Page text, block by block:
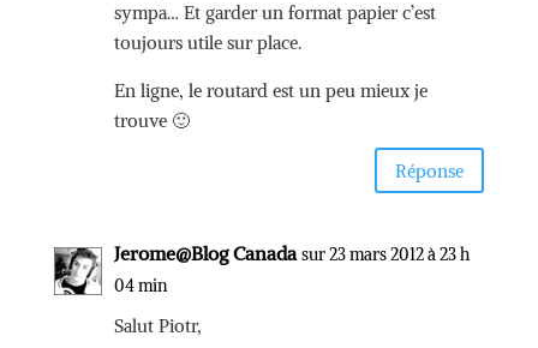
sympa… Et garder un format papier c’est
toujours utile sur place.
En ligne, le routard est un peu mieux je
trouve 🙂
Réponse
Jerome@Blog Canada sur 23 mars 2012 à 23 h
04 min
Salut Piotr,